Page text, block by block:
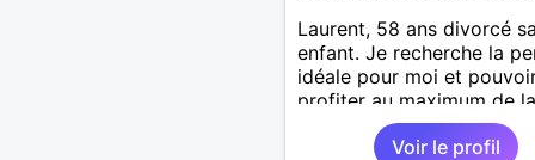
Laurent, 58 ans divorcé
enfant. Je recherche la
idéale pour moi et
profiter au maximum de
de couple
Voir le profil